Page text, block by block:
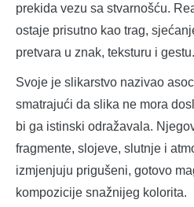
prekida vezu sa stvarnošću.
ostaje prisutno kao trag,
pretvara u znak, teksturu i gestu.
Svoje je slikarstvo nazivao
smatrajući da slika ne mora
bi ga istinski odražavala.
fragmente, slojeve, slutnje i
izmjenjuju prigušeni, gotovo
kompozicije snažnijeg kolorita.